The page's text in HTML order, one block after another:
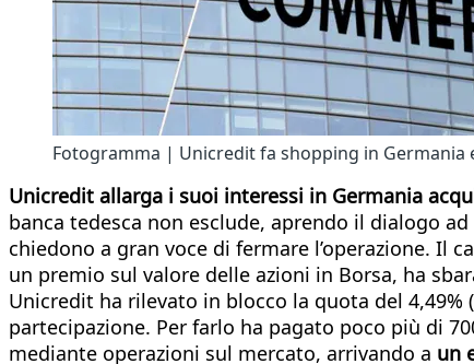
Fotogramma | Unicredit fa shopping in Germania
Unicredit allarga i suoi interessi in Germania
banca tedesca non esclude, aprendo il dialogo
chiedono a gran voce di fermare l’operazione. Il
un premio sul valore delle azioni in Borsa, ha
Unicredit ha rilevato in blocco la quota del
partecipazione. Per farlo ha pagato poco più di
mediante operazioni sul mercato, arrivando a un